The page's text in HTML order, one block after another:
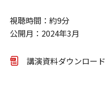
視聴時間：約9分
公開月：2024年3月
講演資料ダウンロー